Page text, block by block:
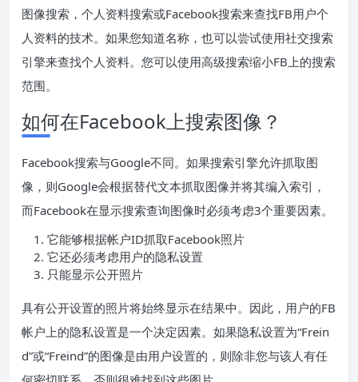
图像搜索，个人资料搜索或Facebook搜索来查找FB用户个
人资料的技术。如果您知道名称，也可以尝试使用社交搜索
引擎来查找个人资料。您可以使用高级搜索缩小FB上的搜索
范围。
如何在Facebook上搜索图像？
Facebook搜索与Google不同。如果搜索引擎允许抓取图
像，则Google会根据替代文本抓取图像并将其编入索引，
而Facebook在显示搜索查询图像时必须考虑3个重要因素。
它能够根据帐户ID抓取Facebook照片
它还必须考虑用户的隐私设置
只能显示公开照片
具有公开设置的照片将始终显示在结果中。因此，用户的FB
帐户上的隐私设置是一个决定因素。如果隐私设置为“Frein
d”或“Freind”的图像是由用户设置的，则除非您与该人有任